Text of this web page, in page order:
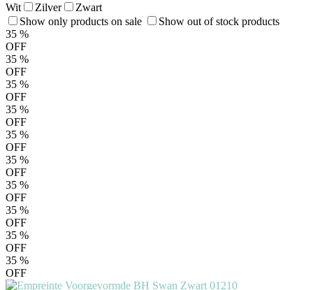
Wit
Zilver
Zwart
Show only products on sale
Show out of stock products
35 %
OFF
35 %
OFF
35 %
OFF
35 %
OFF
35 %
OFF
35 %
OFF
35 %
OFF
35 %
OFF
35 %
OFF
35 %
OFF